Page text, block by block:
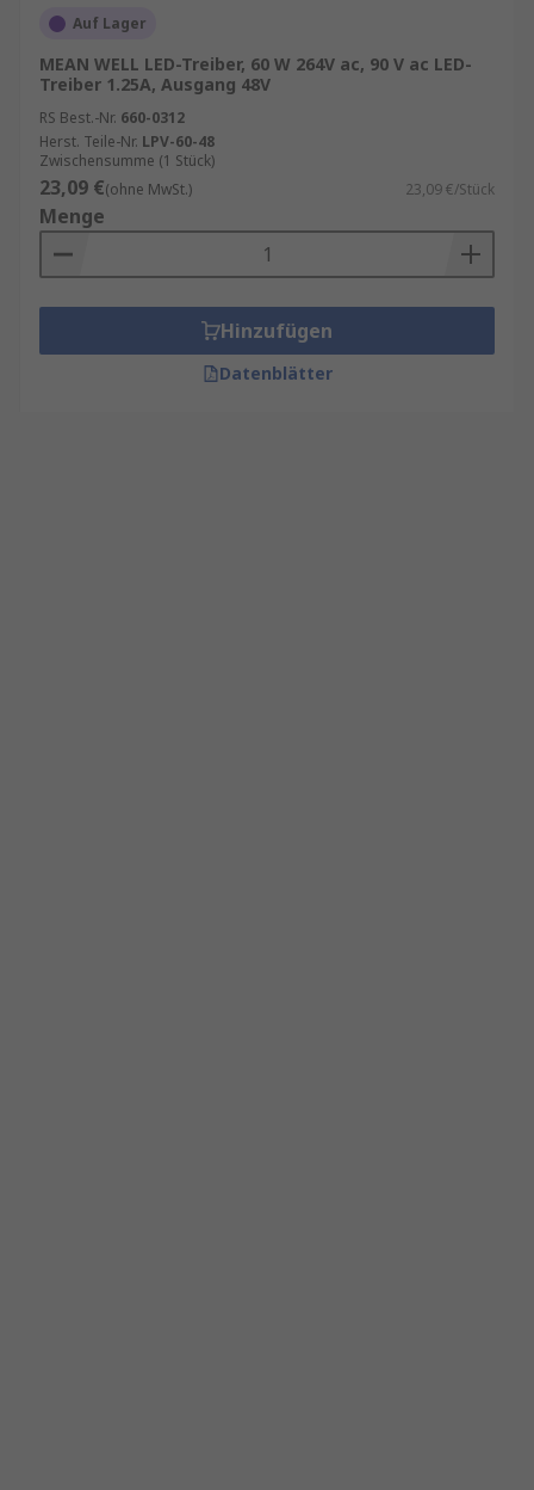
Auf Lager
MEAN WELL LED-Treiber, 60 W 264V ac, 90 V ac LED-
Treiber 1.25A, Ausgang 48V
RS Best.-Nr. 660-0312
Herst. Teile-Nr. LPV-60-48
Zwischensumme (1 Stück)
23,09 €(ohne MwSt.) 23,09 €/Stück
Menge
Hinzufügen
Datenblätter